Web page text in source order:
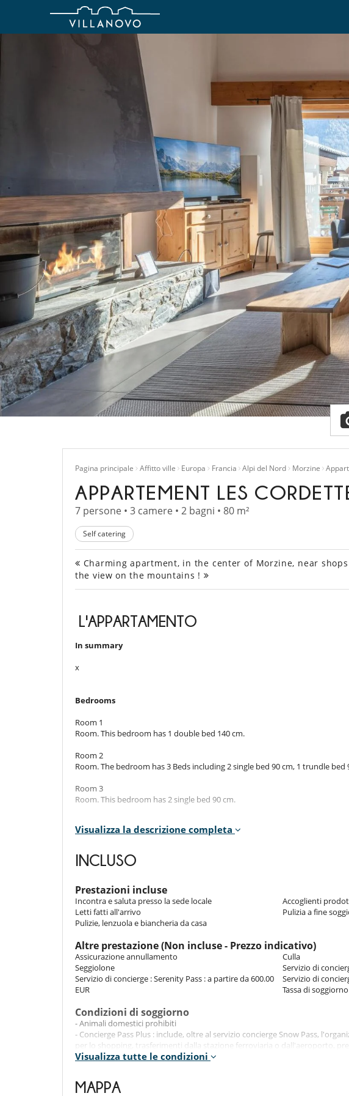
Pagina principale Affitto ville Europa Francia Alpi del Nord Morzine
APPARTEMENT LES
7 persone • 3 camere • 2 bagni • 80 m²
Self catering
Charming apartment, in the center of Morzine, near
the view on the mountains !
L'APPARTAMENTO
In summary
x
Bedrooms
Room 1
Room. This bedroom has 1 double bed 140 cm.
Room 2
Room. The bedroom has 3 Beds including 2 single bed 90 cm, 1 trundle bed
Room 3
Room. This bedroom has 2 single bed 90 cm.
Indoors
x
Outdoors
x
Staff & Services
x
x
All'esterno
Divertimenti ed attività sportive
Visualizza la descrizione completa
INCLUSO
Prestazioni incluse
Incontra e saluta presso la sede locale
Accoglienti
Letti fatti all'arrivo
Pulizia a fine
Pulizie, lenzuola e biancheria da casa
Altre prestazione (Non incluse - Prezzo indicativo)
Assicurazione annullamento
Culla
Seggiolone
Servizio di
Servizio di concierge : Serenity Pass : a partire da 600.00
EUR
Servizio di
Tassa di
Condizioni di soggiorno
- Animali domestici prohibiti
- Concierge Pass Plus : include, oltre al servizio concierge Snow Pass,
per lo shopping, trasferimenti dalla stazione ferroviaria o dall'aeroporto,
servizi benessere e decorazioni natalizie.
- L'inquilino si impegna a mantenere l'alloggio in uno stato di pulizia
Visualizza tutte le condizioni
MAPPA